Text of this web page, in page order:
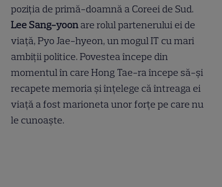
poziția de primă-doamnă a Coreei de Sud.
Lee Sang-yoon are rolul partenerului ei de
viață, Pyo Jae-hyeon, un mogul IT cu mari
ambiții politice. Povestea începe din
momentul în care Hong Tae-ra începe să-și
recapete memoria și înțelege că întreaga ei
viață a fost marioneta unor forțe pe care nu
le cunoaște.